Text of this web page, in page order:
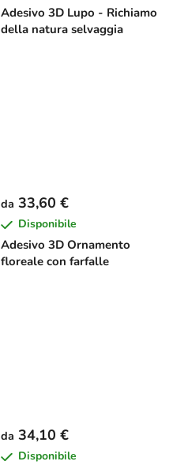
Adesivo 3D Lupo - Richiamo
della natura selvaggia
Adesivo 3D Ornamento
floreale con farfalle
da 33,60 €
Disponibile
da 34,10 €
Disponibile